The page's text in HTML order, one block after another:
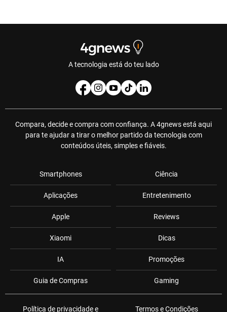
A tecnologia está do teu lado
Compara, decide e compra com confiança. A 4gnews está aqui
para te ajudar a tirar o melhor partido da tecnologia com
conteúdos úteis, simples e fiáveis.
Smartphones
Aplicações
Apple
Xiaomi
IA
Guia de Compras
Ciência
Entretenimento
Reviews
Dicas
Promoções
Gaming
Política de privacidade e Termos e Condições